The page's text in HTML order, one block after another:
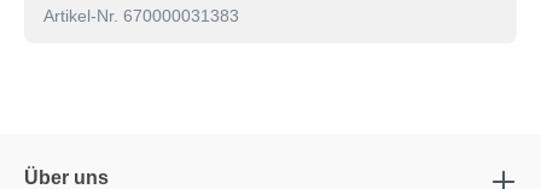
Artikel-Nr. 670000031383
Über uns